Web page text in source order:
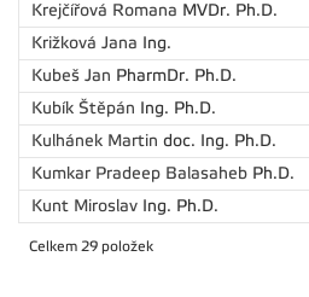
Krejčířová Romana MVDr. Ph.D.
Križková Jana Ing.
Kubeš Jan PharmDr. Ph.D.
Kubík Štěpán Ing. Ph.D.
Kulhánek Martin doc. Ing. Ph.D.
Kumkar Pradeep Balasaheb Ph.D.
Kunt Miroslav Ing. Ph.D.
Celkem 29 položek